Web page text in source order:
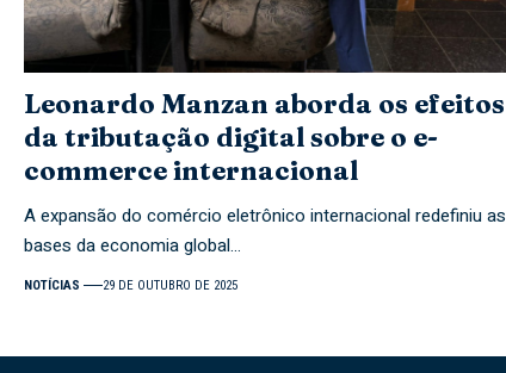
Leonardo Manzan aborda os efeitos
da tributação digital sobre o e-
commerce internacional
A expansão do comércio eletrônico internacional redefiniu as
bases da economia global…
NOTÍCIAS 29 DE OUTUBRO DE 2025